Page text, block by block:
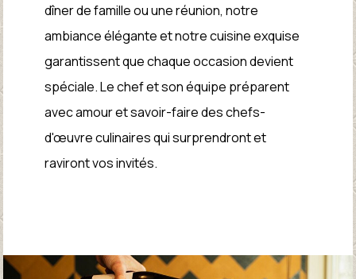
dîner de famille ou une réunion, notre
ambiance élégante et notre cuisine exquise
garantissent que chaque occasion devient
spéciale. Le chef et son équipe préparent
avec amour et savoir-faire des chefs-
d'œuvre culinaires qui surprendront et
raviront vos invités.